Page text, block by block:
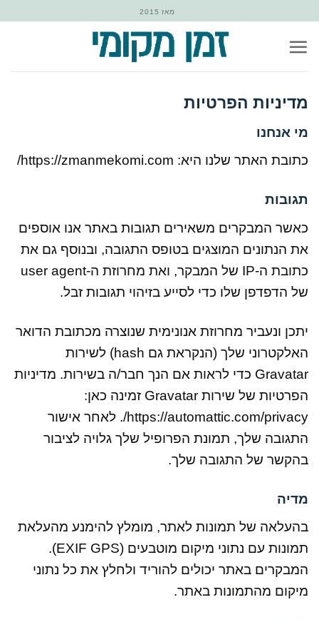
content
מאז 2015
מדיניות הפרטיות
מי אנחנו
כתובת האתר שלנו היא: https://zmanmekomi.com/
תגובות
כאשר המבקרים משאירים תגובות באתר אנו אוספים
את הנתונים המוצגים בטופס התגובה, ובנוסף גם את
כתובת ה-IP של המבקר, ואת מחרוזת ה-user agent
של הדפדפן שלו כדי לסייע בזיהוי תגובות זבל.
יתכן ונעביר מחרוזת אנונימית שנוצרה מכתובת הדואר
האלקטרוני שלך (הנקראת גם hash) לשירות
Gravatar כדי לראות אם הנך חבר/ה בשירות. מדיניות
הפרטיות של שירות Gravatar זמינה כאן:
https://automattic.com/privacy/. לאחר אישור
התגובה שלך, תמונת הפרופיל שלך גלויה לציבור
בהקשר של התגובה שלך.
מדיה
בהעלאה של תמונות לאתר, מומלץ להימנע מהעלאת
תמונות עם נתוני מיקום מוטבעים (EXIF GPS).
המבקרים באתר יכולים להוריד ולחלץ את כל נתוני
מיקום מהתמונות באתר.